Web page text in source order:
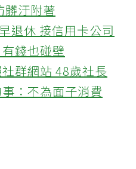
髒汙附著
退休 接信用卡公司
錢也碰壁
群網站 48歲社長
：不為面子消費